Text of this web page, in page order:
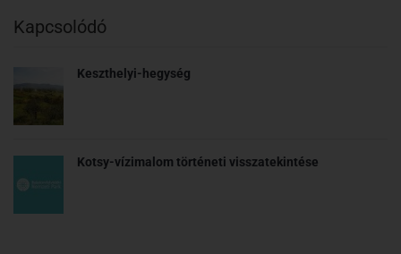
Kapcsolódó
Keszthelyi-hegység
Kotsy-vízimalom történeti visszatekintése